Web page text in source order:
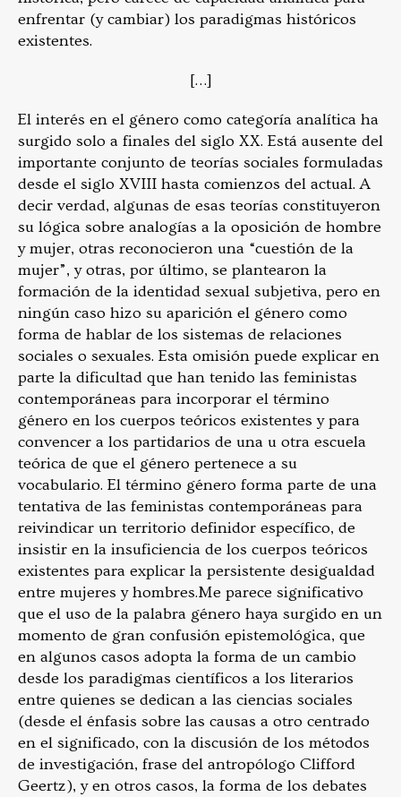
enfrentar (y cambiar) los paradigmas históricos
existentes.
[…]
El interés en el género como categoría analítica ha
surgido solo a finales del siglo XX. Está ausente del
importante conjunto de teorías sociales formuladas
desde el siglo XVIII hasta comienzos del actual. A
decir verdad, algunas de esas teorías constituyeron
su lógica sobre analogías a la oposición de hombre
y mujer, otras reconocieron una “cuestión de la
mujer”, y otras, por último, se plantearon la
formación de la identidad sexual subjetiva, pero en
ningún caso hizo su aparición el género como
forma de hablar de los sistemas de relaciones
sociales o sexuales. Esta omisión puede explicar en
parte la dificultad que han tenido las feministas
contemporáneas para incorporar el término
género en los cuerpos teóricos existentes y para
convencer a los partidarios de una u otra escuela
teórica de que el género pertenece a su
vocabulario. El término género forma parte de una
tentativa de las feministas contemporáneas para
reivindicar un territorio definidor específico, de
insistir en la insuficiencia de los cuerpos teóricos
existentes para explicar la persistente desigualdad
entre mujeres y hombres.Me parece significativo
que el uso de la palabra género haya surgido en un
momento de gran confusión epistemológica, que
en algunos casos adopta la forma de un cambio
desde los paradigmas científicos a los literarios
entre quienes se dedican a las ciencias sociales
(desde el énfasis sobre las causas a otro centrado
en el significado, con la discusión de los métodos
de investigación, frase del antropólogo Clifford
Geertz), y en otros casos, la forma de los debates